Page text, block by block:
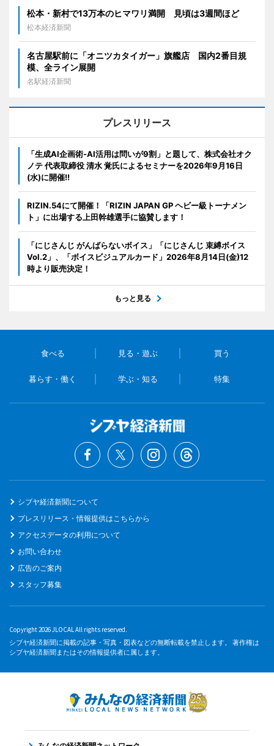
松本・新村で13万本のヒマワリ満開 見頃は3週間ほど
松本経済新聞
名古屋駅前に「オニツカタイガー」旗艦店 国内2番目規
模、全ライン展開
名駅経済新聞
プレスリリース
「生成AI企画術-AI活用は問いが9割」と題して、株式会社オク
ノテ 代表取締役 清水 覚氏によるセミナーを2026年9月16日
(水)に開催!!
RIZIN.54にて開催！「RIZIN JAPAN GP ヘビー級トーナメン
ト」に出場する上田幹雄選手に協賛します！
「にじさんじ がんばらないボイス」「にじさんじ 束縛ボイス
Vol.2」、「ボイスビジュアルカード」2026年8月14日(金)12
時より販売決定！
もっと見る
食べる 見る・遊ぶ 買う
暮らす・働く 学ぶ・知る 特集
シブヤ経済新聞について
プレスリリース・情報提供はこちらから
アクセスデータの利用について
お問い合わせ
広告のご案内
スタッフ募集
Copyright 2026 JLOCAL All rights reserved.
シブヤ経済新聞に掲載の記事・写真・図表などの無断転載を禁止します。 著作権は
シブヤ経済新聞またはその情報提供者に属します。